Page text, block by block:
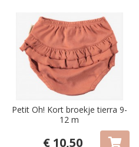
Petit Oh! Kort broekje tierra 9-
12 m
€ 10,50